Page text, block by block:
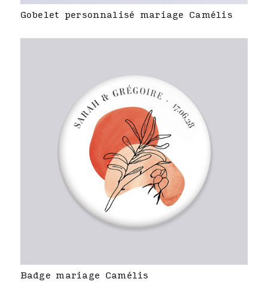
Gobelet personnalisé mariage Camélis
Badge mariage Camélis